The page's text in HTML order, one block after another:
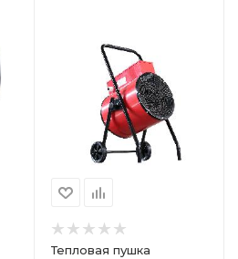
Тепловая пушка